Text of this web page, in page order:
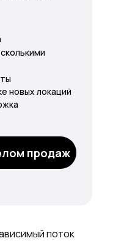
поток
продаж
новых локаций